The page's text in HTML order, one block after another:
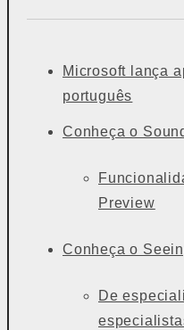
Microsoft lança
português
Conheça o
Preview
Conheça o
De